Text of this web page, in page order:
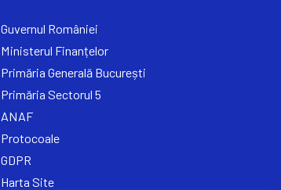
Guvernul României
Ministerul Finanțelor
Primăria Generală București
Primăria Sectorul 5
ANAF
Protocoale
GDPR
Harta Site